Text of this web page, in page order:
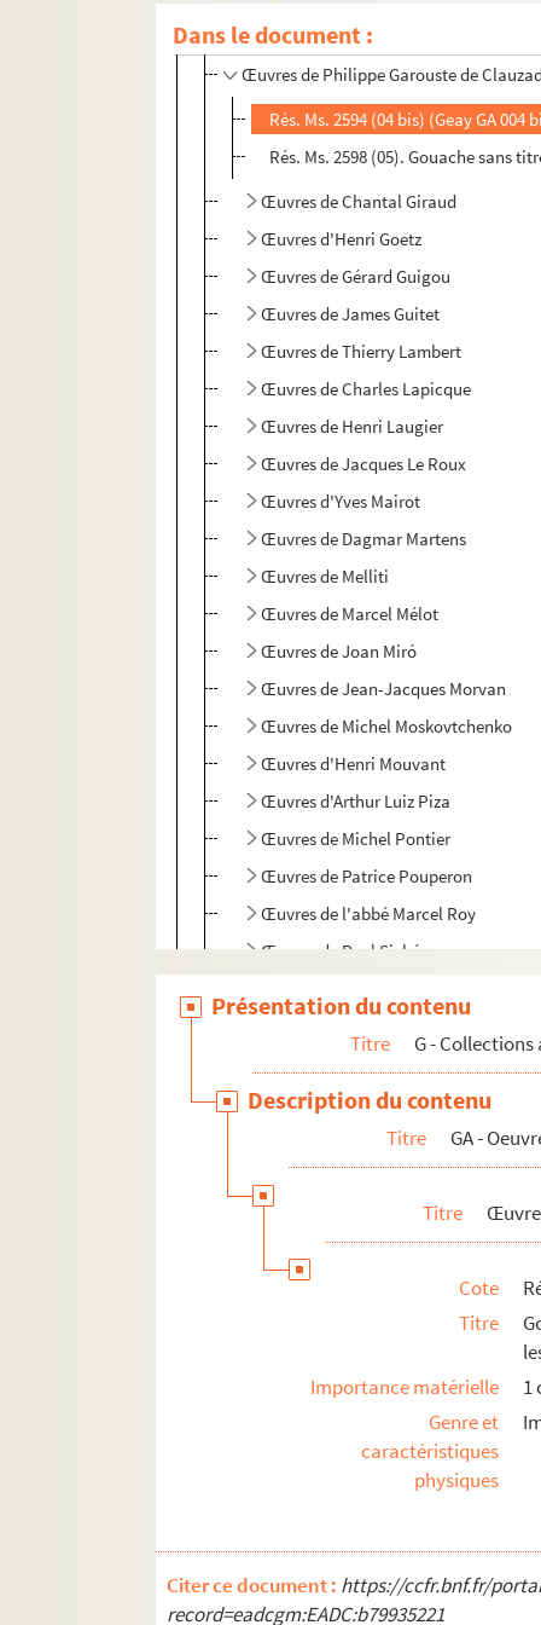
Dans le document :
Œuvres de Jean-Marie Fage
Œuvres de Philippe Garouste de
Rés. Ms. 2594 (04 bis) (Geay GA
Rés. Ms. 2598 (05). Gouache sans
Œuvres de Chantal Giraud
Œuvres d'Henri Goetz
Œuvres de Gérard Guigou
Œuvres de James Guitet
Œuvres de Thierry Lambert
Œuvres de Charles Lapicque
Œuvres de Henri Laugier
Œuvres de Jacques Le Roux
Œuvres d'Yves Mairot
Œuvres de Dagmar Martens
Œuvres de Melliti
Œuvres de Marcel Mélot
Œuvres de Joan Miró
Œuvres de Jean-Jacques Morvan
Œuvres de Michel Moskovtchenko
Œuvres d'Henri Mouvant
Œuvres d'Arthur Luiz Piza
Œuvres de Michel Pontier
Œuvres de Patrice Pouperon
Œuvres de l'abbé Marcel Roy
Œuvres de Paul Siché
GB - Bibliothèque poétique. Poèmes
GC - Bibliothèque poétique. Manuscrits
GD - Bibliothèque poétique, éditions
GE - Bibliothèque poétique, éditions
GF - Bibliothèque poétique. Publications
GG - Bibliothèque poétique. Archives
Présentation du contenu
Titre G -
Description du contenu
Titre GA -
Titre
Cote
Titre
Importance matérielle
1
Genre et
caractéristiques
physiques
Citer ce document : https://ccfr.bnf.fr/
record=eadcgm:EADC:b79935221